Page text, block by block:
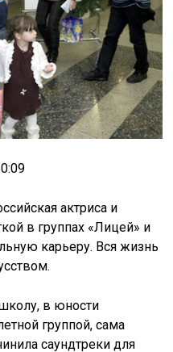
актриса и
в группах «Лицей» и
карьеру. Вся жизнь
в юности
группой, сама
саундтреки для